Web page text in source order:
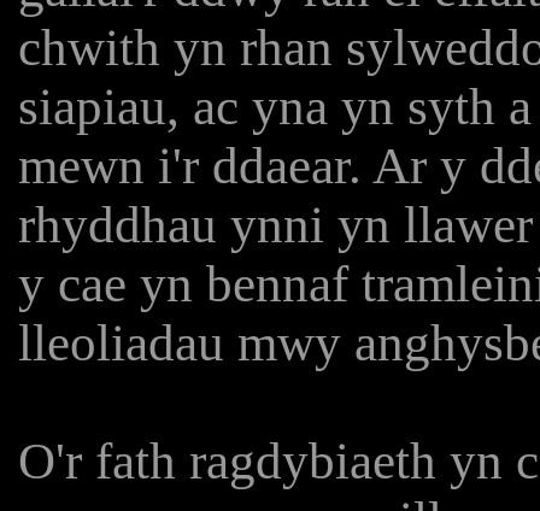
chwith yn rhan
siapiau, ac yna yn syth
mewn i'r ddaear. Ar y
rhyddhau ynni yn
y cae yn bennaf
lleoliadau mwy
O'r fath ragdybiaeth yn